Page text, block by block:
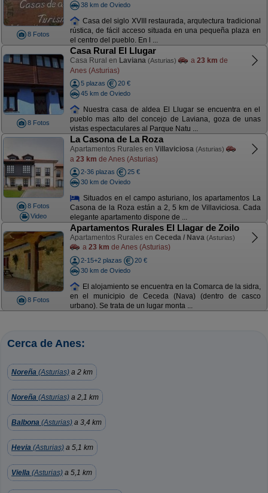
8 Fotos
38 km de Oviedo
Casa del siglo XVIII restaurada, arqutectura tradicional
rústica, de fácil acceso situada en una pequeña plaza en
el centro del pueblo. En l ...
8 Fotos
Casa Rural El Llugar
Casa Rural en Laviana (Asturias) a 23 km de
Anes (Asturias)
5 plazas
20 €
45 km de Oviedo
Nuestra casa de aldea El Llugar se encuentra en el
pueblo mas alto del concejo de Laviana, goza de unas
vistas espectaculares al Parque Natu ...
8 Fotos
Video
La Casona de La Roza
Apartamentos Rurales en Villaviciosa (Asturias)
a 23 km de Anes (Asturias)
2-36 plazas
25 €
30 km de Oviedo
Situados en el campo asturiano, los apartamentos La
Casona de la Roza están a 2, 5 km de Villaviciosa. Cada
elegante apartamento dispone de ...
8 Fotos
Apartamentos Rurales El Llagar de Zoilo
Apartamentos Rurales en Ceceda / Nava (Asturias)
a 23 km de Anes (Asturias)
2-15+2 plazas
20 €
30 km de Oviedo
El alojamiento se encuentra en la Comarca de la sidra,
en el municipio de Ceceda (Nava) (dentro de casco
urbano). Se trata de un lugar monta ...
Cerca de Anes:
Noreña (Asturias) a 2 km
Noreña (Asturias) a 2,1 km
Balbona (Asturias) a 3,4 km
Hevia (Asturias) a 5,1 km
Viella (Asturias) a 5,1 km